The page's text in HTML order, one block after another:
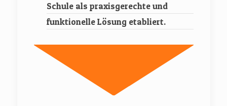
Schule als praxisgerechte und
funktionelle Lösung etabliert.